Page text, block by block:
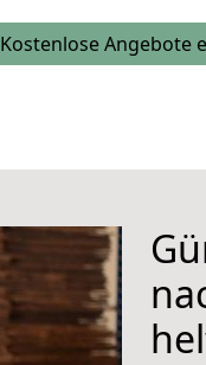
Kostenlose Angebote